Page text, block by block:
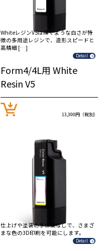
WhiteレジンV5は輝くような白さが特
徴の多用途レジンで、造形スピードと
高精細 […]
Detail
Form4/4L用 White
Resin V5
13,300円（税別）
仕上げや塗装の手作業なしで、さまざ
まな色の3D印刷を可能にします。
Detail